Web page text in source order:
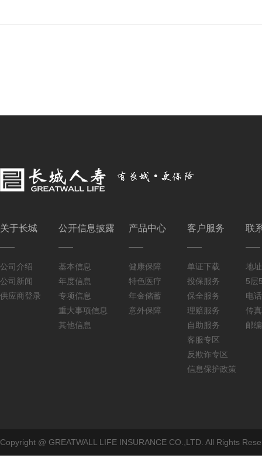
关于长城
公司介绍
公司新闻
供应商登录
公开信息披露
基本信息
年度信息
专项信息
重大事项信息
其他信息
产品中心
健康保障
特色医疗
年金储蓄
意外保障
客户服务
单证下载
投保服务
保全服务
理赔服务
自助服务
客服专区
反欺诈专区
信息保护政策
联
地
5层
电
传
邮
Copyright @ GREATWALL LIFE INSURANCE CO.,LTD. All Rights